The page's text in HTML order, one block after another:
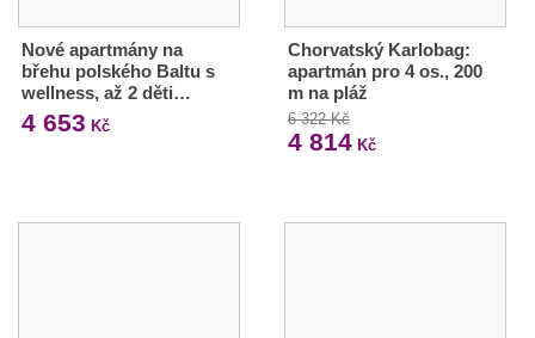
Nové apartmány na
břehu polského Baltu s
wellness, až 2 děti…
4 653 Kč
Chorvatský Karlobag:
apartmán pro 4 os., 200
m na pláž
6 322 Kč
4 814Kč